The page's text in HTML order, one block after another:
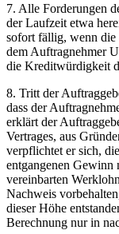
7. Alle Forderungen
der Laufzeit etwa
sofort fällig, wenn die
dem Auftragnehmer
die Kreditwürdigkeit
8. Tritt der
dass der
erklärt der
Vertrages, aus
verpflichtet er sich,
entgangenen Gewinn
vereinbarten
Nachweis
dieser Höhe
Berechnung nur in